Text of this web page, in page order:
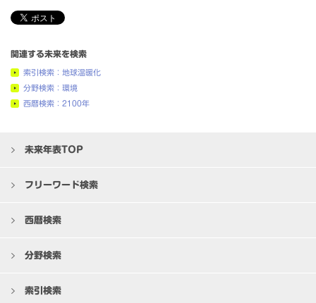
関連する未来を検索
索引検索：地球温暖化
分野検索：環境
西暦検索：2100年
未来年表TOP
フリーワード検索
西暦検索
分野検索
索引検索